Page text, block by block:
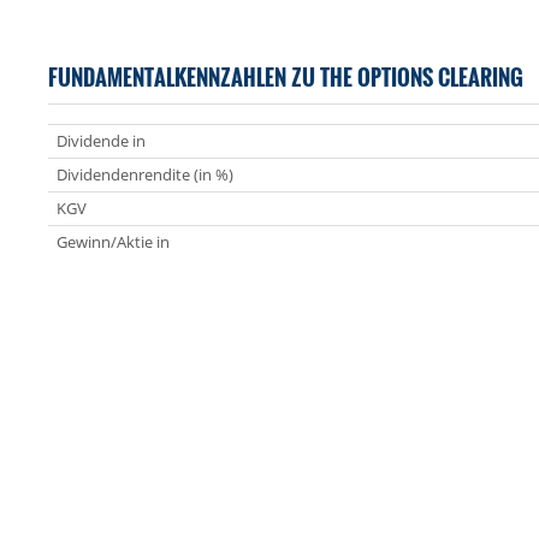
FUNDAMENTALKENNZAHLEN ZU THE OPTIONS CLEARING
Dividende in
Dividendenrendite (in %)
KGV
Gewinn/Aktie in